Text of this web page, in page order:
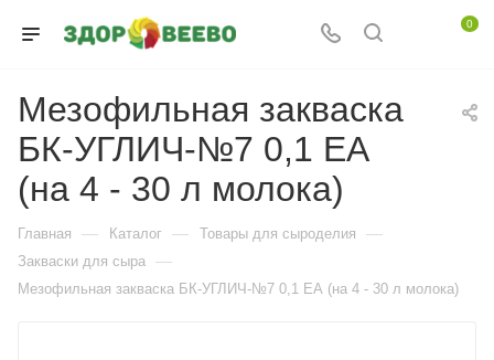
0
Мезофильная закваска
БК-УГЛИЧ-№7 0,1 ЕА
(на 4 - 30 л молока)
Главная — Каталог — Товары для сыроделия —
Закваски для сыра —
Мезофильная закваска БК-УГЛИЧ-№7 0,1 ЕА (на 4 - 30 л молока)